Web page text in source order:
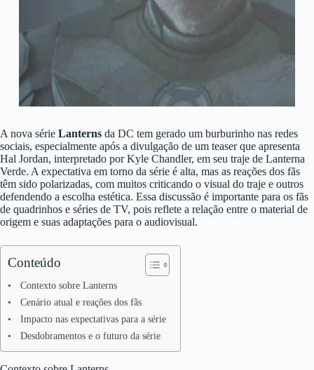
A nova série Lanterns da DC tem gerado um burburinho nas redes
sociais, especialmente após a divulgação de um teaser que apresenta
Hal Jordan, interpretado por Kyle Chandler, em seu traje de Lanterna
Verde. A expectativa em torno da série é alta, mas as reações dos fãs
têm sido polarizadas, com muitos criticando o visual do traje e outros
defendendo a escolha estética. Essa discussão é importante para os fãs
de quadrinhos e séries de TV, pois reflete a relação entre o material de
origem e suas adaptações para o audiovisual.
Conteúdo
Contexto sobre Lanterns
Cenário atual e reações dos fãs
Impacto nas expectativas para a série
Desdobramentos e o futuro da série